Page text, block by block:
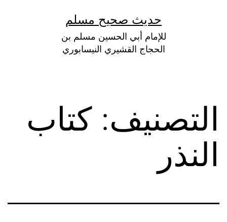
حديث صحيح مسلم
للإمام أبي الحسين مسلم بن
الحجاج القشيري النيسابوري
التصنيف:كتاب
النذر